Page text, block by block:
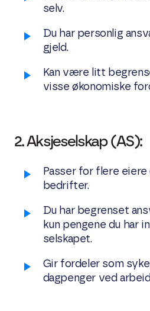
selv.
Du har personlig
gjeld.
Kan være litt
visse økonomiske
2. Aksjeselskap (AS):
Passer for flere
bedrifter.
Du har begrenset
kun pengene du har
selskapet.
Gir fordeler som
dagpenger ved